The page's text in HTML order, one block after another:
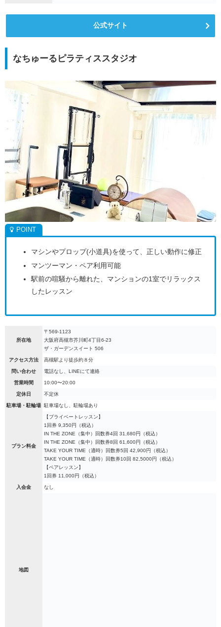
公式サイト
なちゅーるピラティススタジオ
マシンやプロップ(小道具)を使って、正しい動作に修正
マンツーマン・ペア利用可能
駅前の喧騒から離れた、マンションの1室でリラックス
したレッスン
所在地
〒569-1123
大阪府高槻市芥川町4丁目6-23
ザ・ガーデンスイート 506
アクセス方法 高槻駅より徒歩約８分
問い合わせ 電話なし、LINEにて連絡
営業時間 10:00〜20:00
定休日 不定休
駐車場・駐輪場 駐車場なし、駐輪場あり
プラン料金
【プライベートレッスン】
1回券 9,350円（税込）
IN THE ZONE（集中）回数券4回 31,680円（税込）
IN THE ZONE（集中）回数券8回 61,600円（税込）
TAKE YOUR TIME（適時）回数券5回 42,900円（税込）
TAKE YOUR TIME（適時）回数券10回 82,5000円（税込）
【ペアレッスン】
1回券 11,000円（税込）
入会金 なし
地図